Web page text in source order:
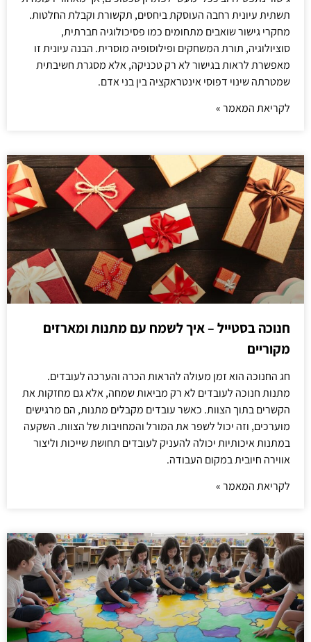
תשתית עיונית רחבה העוסקת ביחסים, תקשורת וקבלת החלטות.
מחקרי גישור שואבים מתחומים כמו פסיכולוגיה חברתית,
סוציולוגיה, תורת המשחקים ופילוסופיה מוסרית. הבנה עיונית זו
מאפשרת לראות בגישור לא רק טכניקה, אלא מסגרת חשיבתית
שמטרתה שינוי דפוסי אינטראקציה בין בני אדם.
לקריאת המאמר »
חנוכה בסטייל – איך לשמח עם מתנות ומארזים
מקוריים
חג החנוכה הוא זמן מעולה להראות הכרה והערכה לעובדים.
מתנות חנוכה לעובדים לא רק מביאות שמחה, אלא גם מחזקות את
הקשרים בתוך הצוות. כאשר עובדים מקבלים מתנות, הם מרגישים
מוערכים, וזה יכול לשפר את המורל והמחויבות של הצוות. השקעה
במתנות איכותיות יכולה להעניק לעובדים תחושת שייכות וליצור
אווירה חיובית במקום העבודה.
לקריאת המאמר »